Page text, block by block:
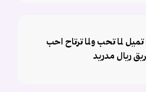
لما تحب ولما ترتاح احب